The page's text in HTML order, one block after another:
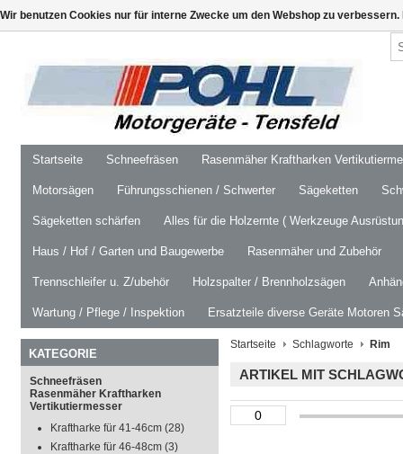
Startseite Schneefräsen Rasenmäher Kraftharken
Motorsägen Führungsschienen / Schwerter Sägeketten
Sägeketten schärfen Alles für die Holzernte ( Werkzeuge
Haus / Hof / Garten und Baugewerbe Rasenmäher und Zubehör
Trennschleifer u. Z/ubehör Holzspalter / Brennholzsägen
Wartung / Pflege / Inspektion Ersatzteile diverse Geräte Motoren
KATEGORIE
Schneefräsen
Rasenmäher Kraftharken
Vertikutiermesser
Kraftharke für 41-46cm (28)
Kraftharke für 46-48cm (3)
Startseite Schlagworte Rim
ARTIKEL MIT
Wir benutzen Cookies nur für interne Zwecke um den Webshop zu